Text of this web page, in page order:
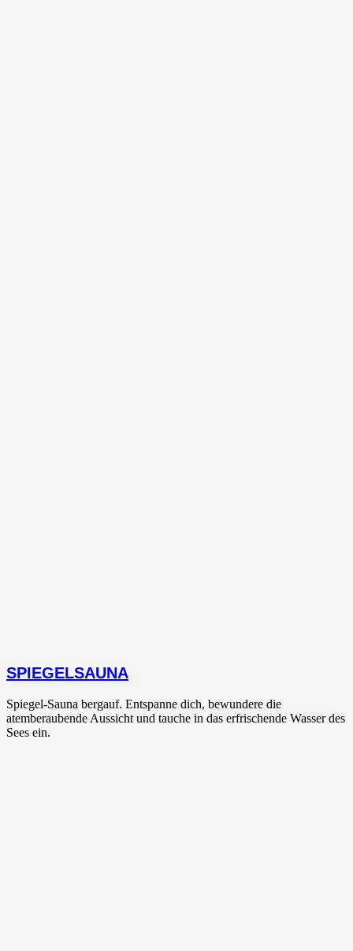
SPIEGELSAUNA
Spiegel-Sauna bergauf. Entspanne dich, bewundere die
atemberaubende Aussicht und tauche in das erfrischende Wasser des
Sees ein.